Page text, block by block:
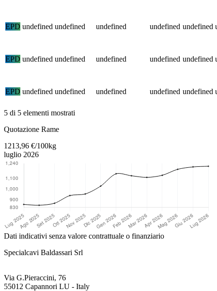
EPD undefined undefined undefined undefined undefined
EPD undefined undefined undefined undefined undefined
EPD undefined undefined undefined undefined undefined
5 di 5 elementi mostrati
Quotazione Rame
1213,96 €/100kg
luglio 2026
Dati indicativi senza valore contrattuale o finanziario
Specialcavi Baldassari Srl
Via G.Pieraccini, 76
55012 Capannori LU - Italy